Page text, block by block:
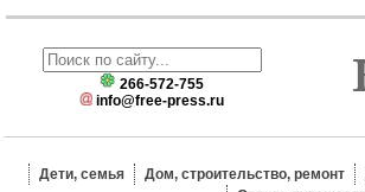
266-572-755
info@free-press.ru
Дети, семья Дом, строительство, ремонт